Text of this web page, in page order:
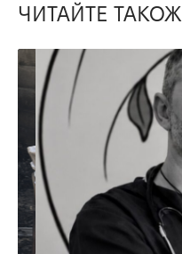
ЧИТАЙТЕ ТАКОЖ